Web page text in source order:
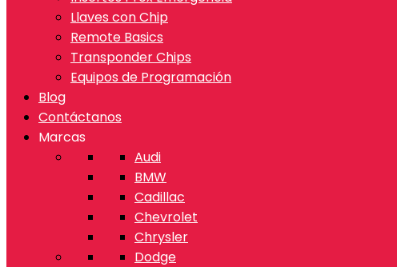
Llaves con Chip
Remote Basics
Transponder Chips
Equipos de Programación
Blog
Contáctanos
Marcas
Audi
BMW
Cadillac
Chevrolet
Chrysler
Dodge